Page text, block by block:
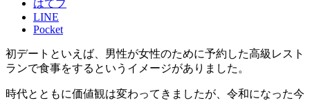
はてブ
LINE
Pocket
初デートといえば、男性が女性のために予約した高級レスト
ランで食事をするというイメージがありました。
時代とともに価値観は変わってきましたが、令和になった今